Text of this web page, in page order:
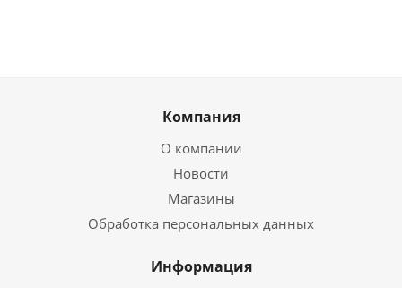
Компания
О компании
Новости
Магазины
Обработка персональных данных
Информация